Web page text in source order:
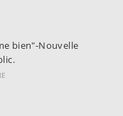
bien"-Nouvelle